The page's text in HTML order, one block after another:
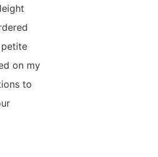
petite
on my
to